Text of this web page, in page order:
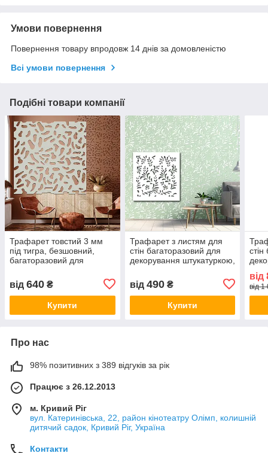
Умови повернення
Повернення товару впродовж 14 днів за домовленістю
Всі умови повернення
Подібні товари компанії
Трафарет товстий 3 мм
під тигра, безшовний,
багаторазовий для
(500х500)
від 640 ₴
Купити
Трафарет з листям для
стін багаторазовий для
декорування штукатуркою,
від 490₴
Купити
від
від
Про нас
98% позитивних з 389 відгуків за рік
Працює з 26.12.2013
м. Кривий Ріг
вул. Катеринівська, 22, район кінотеатру Олімп, колишній
дитячий садок, Кривий Ріг, Україна
Контакти